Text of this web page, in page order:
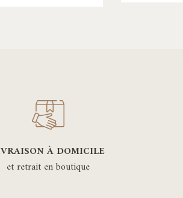
À DOMICILE
et retrait en boutique